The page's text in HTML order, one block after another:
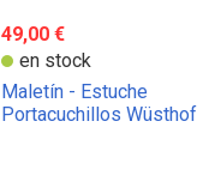
49,00 €
en stock
Maletín - Estuche
Portacuchillos Wüsthof